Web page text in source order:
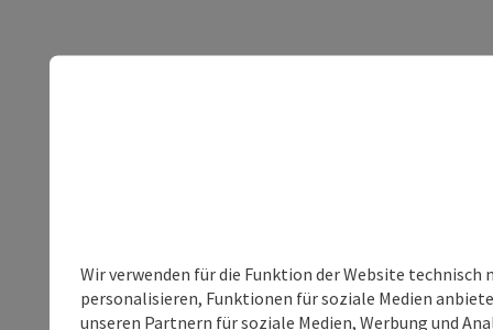
Wir verwenden für die Funktion der Website
personalisieren, Funktionen für soziale Medien
unseren Partnern für soziale Medien, Werbung und